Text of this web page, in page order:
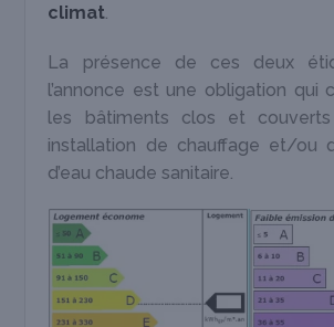
climat.
La présence de ces deux
l’annonce est une obligation qui
les bâtiments clos et couverts
installation de chauffage et/ou
d’eau chaude sanitaire.